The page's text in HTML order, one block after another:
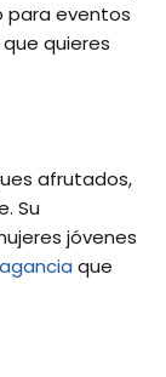
para eventos
quieres
afrutados,
Su
jóvenes
que